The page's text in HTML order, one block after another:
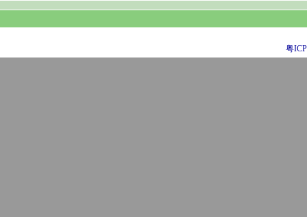
粤